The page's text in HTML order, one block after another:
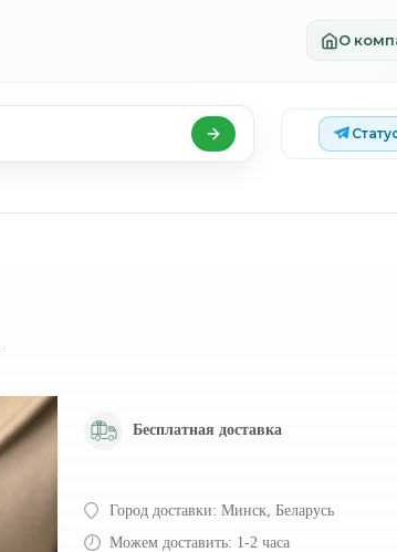
О
Бесплатная доставка
Город доставки: Минск, Беларусь
Можем доставить: 1-2 часа